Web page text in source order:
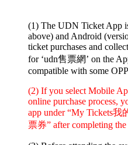
(1) The UDN Ticket App
above) and Android
ticket purchases and
for ‘udn售票網’ on the
compatible with some
(2) If you select Mobile
online purchase process,
app under “My Tickets我
票券” after completing the